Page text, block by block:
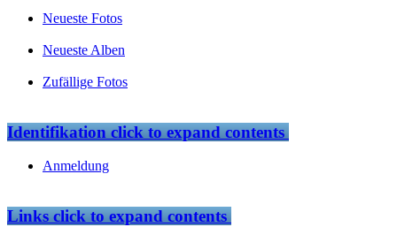
Neueste Fotos
Neueste Alben
Zufällige Fotos
Identifikationclick to expand contents
Anmeldung
Linksclick to expand contents